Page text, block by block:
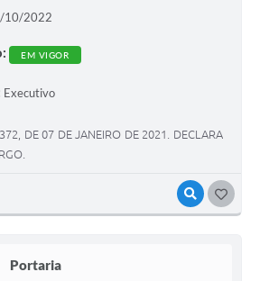
VISUALIZAR
10/2022
EM VIGOR
Executivo
DE 07 DE JANEIRO DE 2021. DECLARA
Portaria